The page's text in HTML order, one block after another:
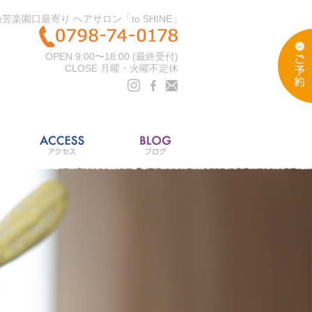
楽園口最寄り ヘアサロン「to SHINE」
OPEN 9:00〜18:00 (最終受付)
CLOSE 月曜・火曜不定休